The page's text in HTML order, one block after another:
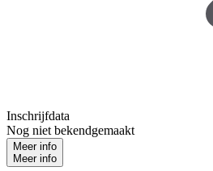
Inschrijfdata
Nog niet bekendgemaakt
Meer info
Meer info